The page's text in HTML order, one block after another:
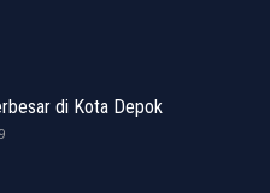
di Kota Depok